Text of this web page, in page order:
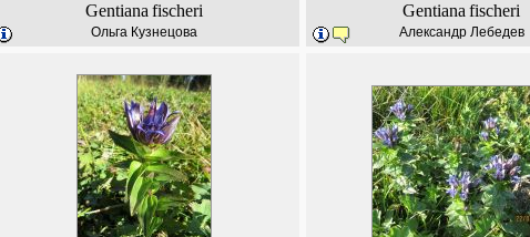
Gentiana fischeri
Ольга Кузнецова
Gentiana fischeri
Александр Лебедев